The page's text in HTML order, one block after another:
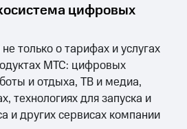
цифровых
только о тарифах и услугах
МТС: цифровых
и отдыха, ТВ и медиа,
технологиях для запуска и
и других сервисах компании